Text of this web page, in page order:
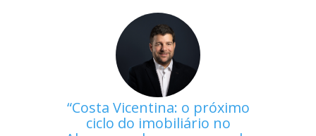
Costa Vicentina: o próximo
ciclo do imobiliário no